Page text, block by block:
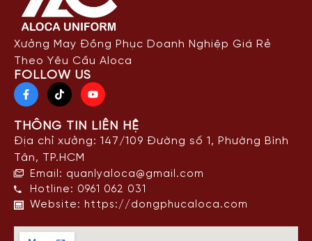
Xưởng May Đồng Phục Doanh Nghiệp Giá Rẻ
Theo Yêu Cầu Aloca
FOLLOW US
THÔNG TIN LIÊN HỆ
Địa chỉ xưởng: 147/109 Đường số 1, Phường Bình
Tân, TP.HCM
Email: quanlyaloca@gmail.com
Hotline: 0961 062 031
Website: https://dongphucaloca.com